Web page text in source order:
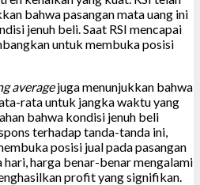
bahwa pasangan mata uang ini
jenuh beli. Saat RSI mencapai
untuk membuka posisi
averagejuga menunjukkan bahwa
rata untuk jangka waktu yang
bahwa kondisi jenuh beli
terhadap tanda-tanda ini,
posisi jual pada pasangan
harga benar-benar mengalami
profit yang signifikan.